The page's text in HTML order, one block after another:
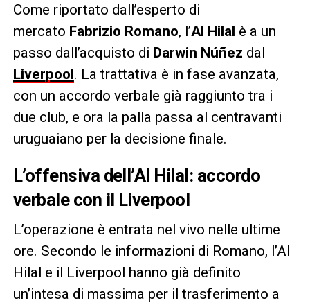
Come riportato dall’esperto di
mercato Fabrizio Romano, l’Al Hilal è a un
passo dall’acquisto di Darwin Núñez dal
Liverpool. La trattativa è in fase avanzata,
con un accordo verbale già raggiunto tra i
due club, e ora la palla passa al centravanti
uruguaiano per la decisione finale.
L’offensiva dell’Al Hilal: accordo
verbale con il Liverpool
L’operazione è entrata nel vivo nelle ultime
ore. Secondo le informazioni di Romano, l’Al
Hilal e il Liverpool hanno già definito
un’intesa di massima per il trasferimento a